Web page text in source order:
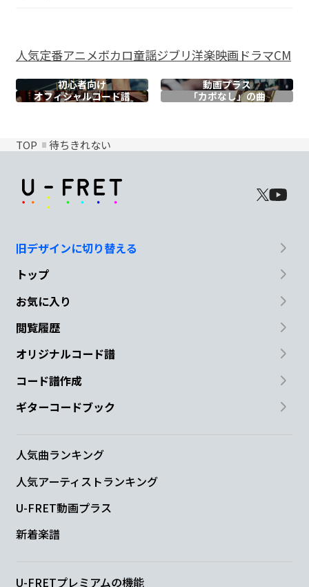
人気定番アニメボカロ童謡ジブリ洋楽映画ドラマCM
初心者向け
動画プラス
オフィシャルコード譜 「カポなし」の曲
TOP 待ちきれない
旧デザインに切り替える
トップ
お気に入り
閲覧履歴
オリジナルコード譜
コード譜作成
ギターコードブック
人気曲ランキング
人気アーティストランキング
U-FRET動画プラス
新着楽譜
U-FRETプレミアムの機能